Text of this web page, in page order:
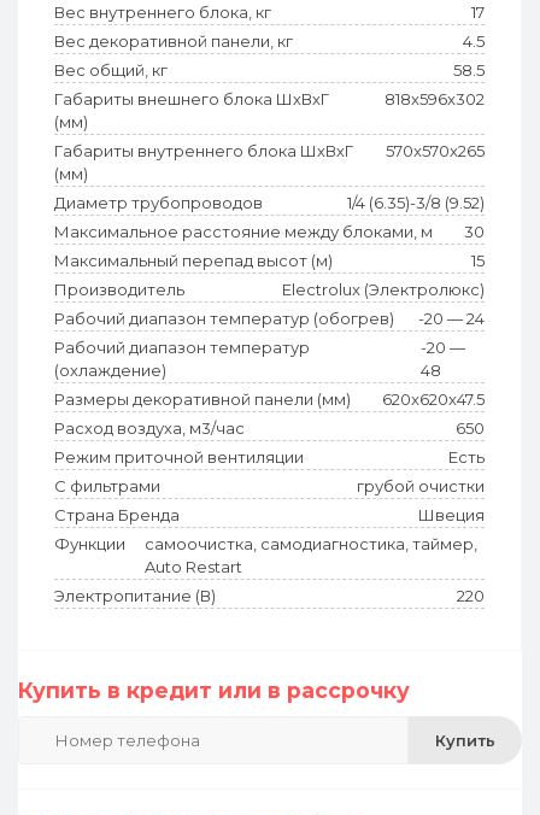
Вес внутреннего блока, кг
17
Вес декоративной панели, кг
4.5
Вес общий, кг
58.5
Габариты внешнего блока ШхВхГ
(мм)
818x596x302
Габариты внутреннего блока ШхВхГ
(мм)
570x570x265
Диаметр трубопроводов
1/4 (6.35)-3/8 (9.52)
Максимальное расстояние между блоками, м
30
Максимальный перепад высот (м)
15
Производитель
Electrolux (Электролюкс)
Рабочий диапазон температур (обогрев)
-20 — 24
Рабочий диапазон температур
(охлаждение)
-20 —
48
Размеры декоративной панели (мм)
620x620x47.5
Расход воздуха, м3/час
650
Режим приточной вентиляции
Есть
С фильтрами
грубой очистки
Страна Бренда
Швеция
Функции
самоочистка, самодиагностика, таймер,
Auto Restart
Электропитание (В)
220
Купить в кредит или в рассрочку
Купить